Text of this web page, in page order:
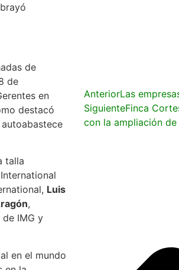
de
de
en
destacó
talla
Luis
,
IMG y
en el mundo
AnteriorLas
SiguienteFinca
con la ampliación